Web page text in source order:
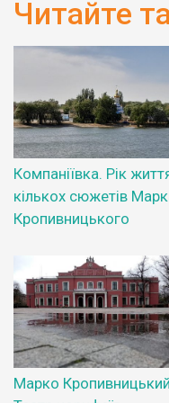
Читайте
Компаніївка. Рік
кількох сюжетів
Кропивницького
Марко